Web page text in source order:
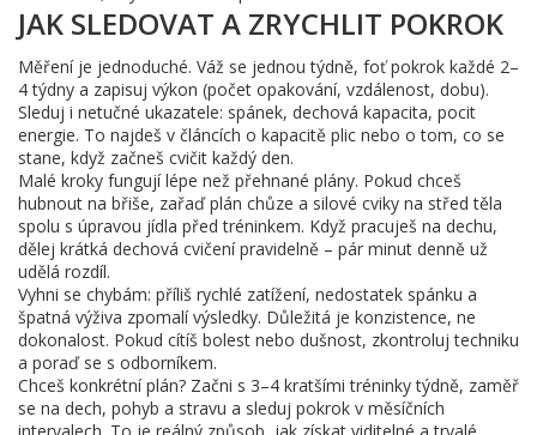
JAK SLEDOVAT A ZRYCHLIT POKROK
Měření je jednoduché. Váž se jednou týdně, foť pokrok každé 2–
4 týdny a zapisuj výkon (počet opakování, vzdálenost, dobu).
Sleduj i netučné ukazatele: spánek, dechová kapacita, pocit
energie. To najdeš v článcích o kapacitě plic nebo o tom, co se
stane, když začneš cvičit každý den.
Malé kroky fungují lépe než přehnané plány. Pokud chceš
hubnout na břiše, zařaď plán chůze a silové cviky na střed těla
spolu s úpravou jídla před tréninkem. Když pracuješ na dechu,
dělej krátká dechová cvičení pravidelně – pár minut denně už
udělá rozdíl.
Vyhni se chybám: příliš rychlé zatížení, nedostatek spánku a
špatná výživa zpomalí výsledky. Důležitá je konzistence, ne
dokonalost. Pokud cítíš bolest nebo dušnost, zkontroluj techniku
a poraď se s odborníkem.
Chceš konkrétní plán? Začni s 3–4 kratšími tréninky týdně, zaměř
se na dech, pohyb a stravu a sleduj pokrok v měsíčních